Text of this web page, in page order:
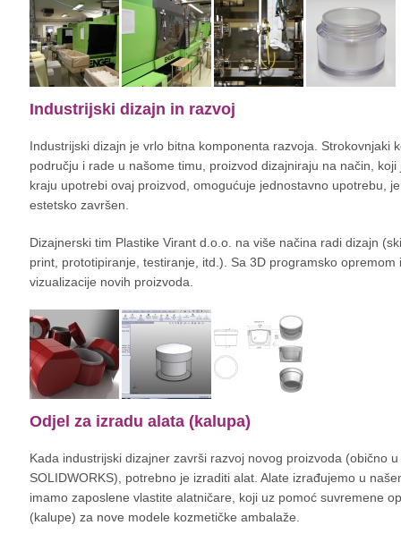
Industrijski dizajn in razvoj
Industrijski dizajn je vrlo bitna komponenta razvoja. Strokovnjaki
području i rade u našome timu, proizvod dizajniraju na način,
kraju upotrebi ovaj proizvod, omogućuje jednostavno upotrebu,
estetsko završen.
Dizajnerski tim Plastike Virant d.o.o. na više načina radi dizajn
print, prototipiranje, testiranje, itd.). Sa 3D programsko opremom
vizualizacije novih proizvoda.
Odjel za izradu alata (kalupa)
Kada industrijski dizajner završi razvoj novog proizvoda (obično
SOLIDWORKS), potrebno je izraditi alat. Alate izrađujemo u
imamo zaposlene vlastite alatničare, koji uz pomoć suvremene
(kalupe) za nove modele kozmetičke ambalaže.